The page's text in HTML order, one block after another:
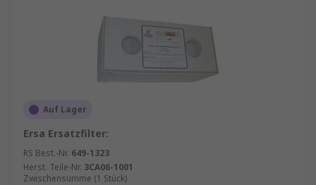
Auf Lager
Ersa Ersatzfilter:
RS Best.-Nr. 649-1323
Herst. Teile-Nr. 3CA06-1001
Zwischensumme (1 Stück)